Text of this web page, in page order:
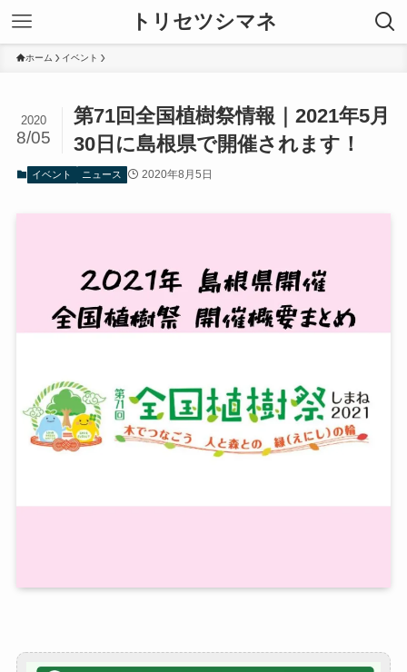
トリセツシマネ
ホーム イベント
第71回全国植樹祭情報｜2021年5月
30日に島根県で開催されます！
2020
8/05
イベント ニュース 2020年8月5日